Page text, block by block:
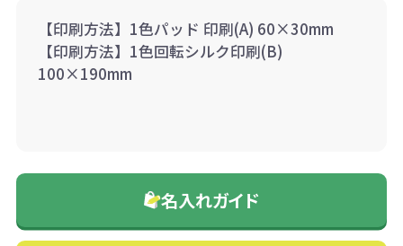
【印刷方法】1色パッド 印刷(A) 60×30mm
【印刷方法】1色回転シルク印刷(B)
100×190mm
名入れガイド